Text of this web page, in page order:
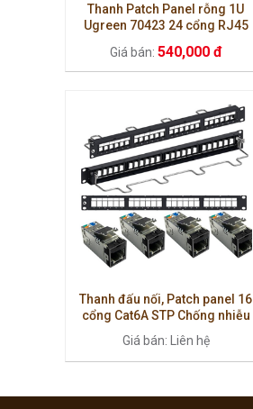
Thanh Patch Panel rỗng 1U
Ugreen 70423 24 cổng RJ45
Giá bán: 540,000 đ
Thanh đấu nối, Patch panel 16
cổng Cat6A STP Chống nhiễu
Giá bán: Liên hệ